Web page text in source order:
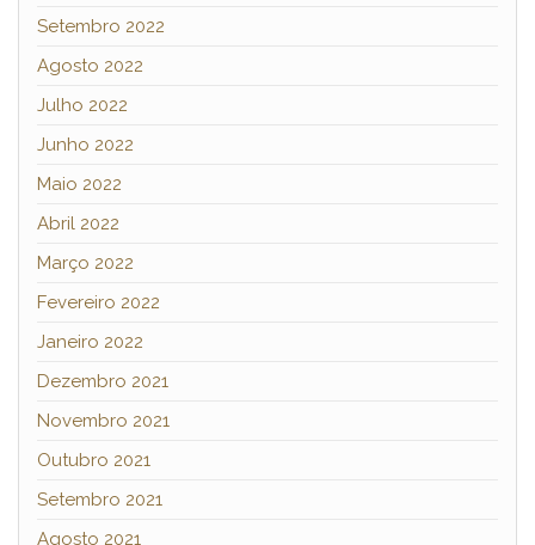
Setembro 2022
Agosto 2022
Julho 2022
Junho 2022
Maio 2022
Abril 2022
Março 2022
Fevereiro 2022
Janeiro 2022
Dezembro 2021
Novembro 2021
Outubro 2021
Setembro 2021
Agosto 2021